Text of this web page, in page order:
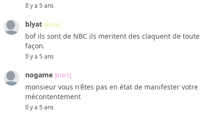
Il y a 5 ans
blyat [4a5!a]
bof ils sont de NBC ils meritent des claquent de toute
façon.
Il y a 5 ans
nogame [81b!1]
monsieur vous n'êtes pas en état de manifester votre
mécontentement
Il y a 5 ans